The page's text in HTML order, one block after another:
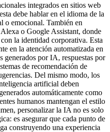
integrados en sitios web
debe hablar en el idioma de la
o emocional. También en
o Google Assistant, donde
la identidad corporativa. Esta
en la atención automatizada en
generados por IA, respuestas por
de recomendación de
Del mismo modo, los
artificial deben
automáticamente como
humanos mantengan el estilo
personalizar la IA no es solo
es asegurar que cada punto de
construyendo una experiencia